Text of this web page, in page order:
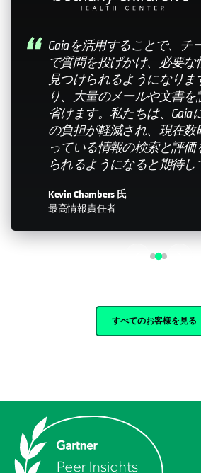
My relationship with
small company. Having that
leadership team is important.
can help influence the
doesn’t happen with every
with."
John Murphy
Senior Director IT
すべてのお客様を見る